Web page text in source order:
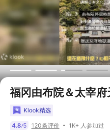
福冈由布院＆太宰
Klook精选
4.8/5 120条评价 1K+ 人参加过